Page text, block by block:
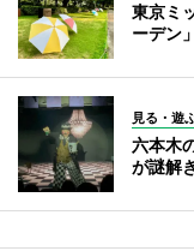
東京ミ
ーデン
見る・遊
六本木
が謎解